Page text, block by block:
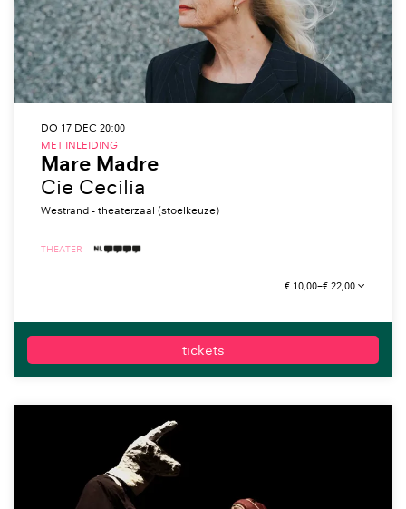
Mare Madre
Cie Cecilia
MET INLEIDING
DO 17 DEC 20:00
Westrand - theaterzaal (stoelkeuze)
THEATER 4 TAALICONEN
€ 10,00–€ 22,00
tickets